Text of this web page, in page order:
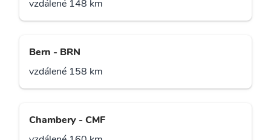
vzdálené 148 km
Bern - BRN
vzdálené 158 km
Chambery - CMF